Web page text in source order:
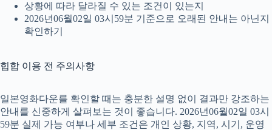
상황에 따라 달라질 수 있는 조건이 있는지
2026년06월02일 03시59분 기준으로 오래된 안내는 아닌지
확인하기
힙합 이용 전 주의사항
일본영화다운를 확인할 때는 충분한 설명 없이 결과만 강조하는
안내를 신중하게 살펴보는 것이 좋습니다. 2026년06월02일 03시
59분 실제 가능 여부나 세부 조건은 개인 상황, 지역, 시기, 운영